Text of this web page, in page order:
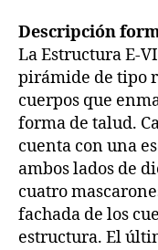
Descripción
La Estructura E-
pirámide de tipo
cuerpos que
forma de talud.
cuenta con una
ambos lados de
cuatro
fachada de los
estructura. El